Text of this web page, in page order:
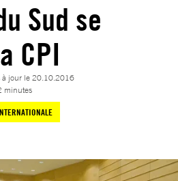
Sud se
CPI
à jour le20.10.2016
minutes